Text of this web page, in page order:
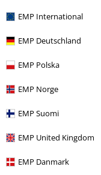
EMP International
EMP Deutschland
EMP Polska
EMP Norge
EMP Suomi
EMP United Kingdom
EMP Danmark
Doporučuji.
Střih